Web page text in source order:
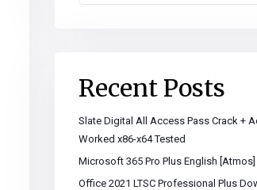
Recent Posts
Slate Digital All Access Pass Crack +
Worked x86-x64 Tested
Microsoft 365 Pro Plus English [Atmos]
Office 2021 LTSC Professional Plus